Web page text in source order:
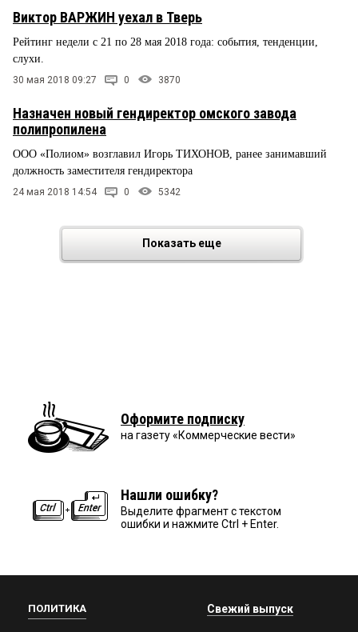
Виктор ВАРЖИН уехал в Тверь
Рейтинг недели с 21 по 28 мая 2018 года: события, тенденции,
слухи.
30 мая 2018 09:27 0 3870
Назначен новый гендиректор омского завода
полипропилена
ООО «Полиом» возглавил Игорь ТИХОНОВ, ранее занимавший
должность заместителя гендиректора
24 мая 2018 14:54 0 5342
Показать еще
Оформите подписку
на газету «Коммерческие вести»
Нашли ошибку?
Выделите фрагмент с текстом
ошибки и нажмите Ctrl + Enter.
ПОЛИТИКА Свежий выпуск